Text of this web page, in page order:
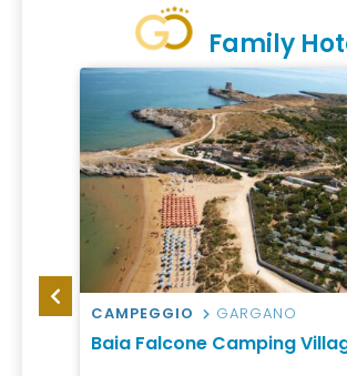
Family
CAMPEGGIO GARGANO
Baia Falcone Camping